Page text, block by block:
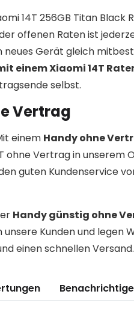
14T 256GB Titan
offenen Raten ist
Gerät gleich
einem Xiaomi 14T
selbst.
Vertrag
einem Handy ohne
ohne Vertrag in unserem
guten Kundenservice
Handy günstig ohne
Kunden und
einen schnellen Versand.